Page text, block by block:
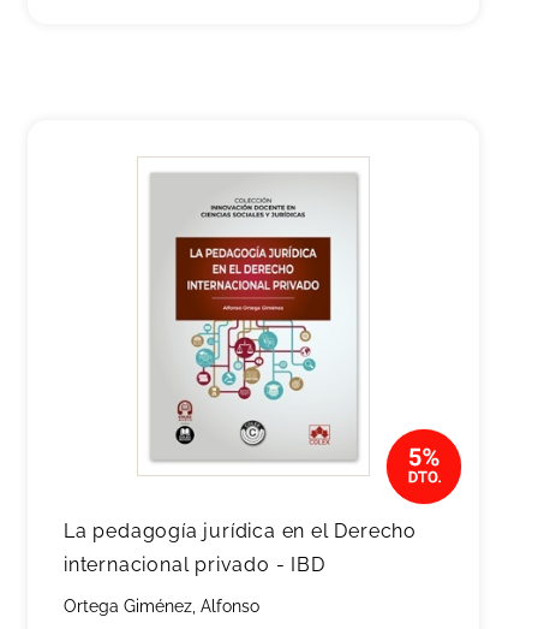
La pedagogía jurídica en el Derecho
internacional privado - IBD
Ortega Giménez, Alfonso